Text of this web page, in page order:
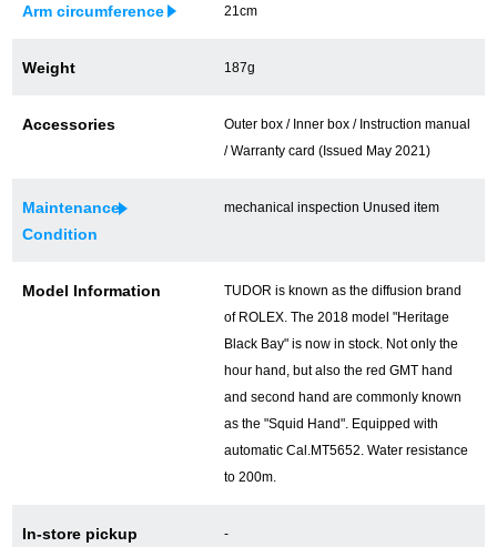
買取ご成約者様限定5万円クーポン
75%以上保証！中古商品高価買戻し
修理・メンテナンスをご希望の方
修理依頼をする
Arm circumference 21cm
Weight 187g
Accessories
Outer box / Inner box / Instruction manual
/ Warranty card (Issued May 2021)
Maintenance
Condition
mechanical inspection Unused item
Model Information
TUDOR is known as the diffusion brand
of ROLEX. The 2018 model "Heritage
Black Bay" is now in stock. Not only the
hour hand, but also the red GMT hand
and second hand are commonly known
as the "Squid Hand". Equipped with
automatic Cal.MT5652. Water resistance
to 200m.
In-store pickup -